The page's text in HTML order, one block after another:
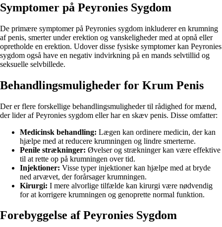
Symptomer på Peyronies Sygdom
De primære symptomer på Peyronies sygdom inkluderer en krumning
af penis, smerter under erektion og vanskeligheder med at opnå eller
opretholde en erektion. Udover disse fysiske symptomer kan Peyronies
sygdom også have en negativ indvirkning på en mands selvtillid og
seksuelle selvbillede.
Behandlingsmuligheder for Krum Penis
Der er flere forskellige behandlingsmuligheder til rådighed for mænd,
der lider af Peyronies sygdom eller har en skæv penis. Disse omfatter:
Medicinsk behandling: Lægen kan ordinere medicin, der kan
hjælpe med at reducere krumningen og lindre smerterne.
Penile strækninger: Øvelser og strækninger kan være effektive
til at rette op på krumningen over tid.
Injektioner: Visse typer injektioner kan hjælpe med at bryde
ned arvævet, der forårsager krumningen.
Kirurgi: I mere alvorlige tilfælde kan kirurgi være nødvendig
for at korrigere krumningen og genoprette normal funktion.
Forebyggelse af Peyronies Sygdom